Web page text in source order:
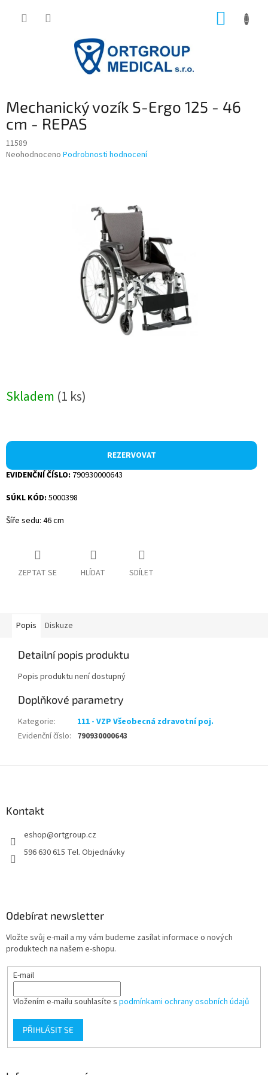
Mechanický vozík S-Ergo 125 - 46
cm - REPAS
11589
Průměrné
Neohodnoceno Podrobnosti hodnocení
Skladem (1 ks)
REZERVOVAT
EVIDENČNÍ ČÍSLO: 790930000643
SÚKL KÓD: 5000398
Šíře sedu: 46 cm
ZEPTAT SE HLÍDAT SDÍLET
Popis Diskuze
Detailní popis produktu
Popis produktu není dostupný
Doplňkové parametry
Kategorie:
111 - VZP Všeobecná zdravotní poj.
Evidenční číslo: 790930000643
Kontakt
eshop@ortgroup.cz
596 630 615 Tel. Objednávky
Odebírat newsletter
Vložte svůj e-mail a my vám budeme zasílat informace o nových
produktech na našem e-shopu.
E-mail
Vložením e-mailu souhlasíte s podmínkami ochrany osobních údajů
PŘIHLÁSIT SE